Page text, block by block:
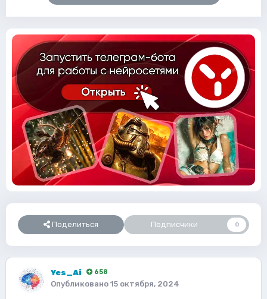
Поделиться Подписчики 0
Yes_Ai 658
Опубликовано 15 октября, 2024